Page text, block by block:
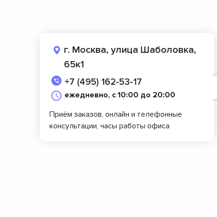
г. Москва, улица Шаболовка,
65к1
+7 (495) 162-53-17
ежедневно, с 10:00 до 20:00
Приём заказов, онлайн и телефонные
консультации, часы работы офиса